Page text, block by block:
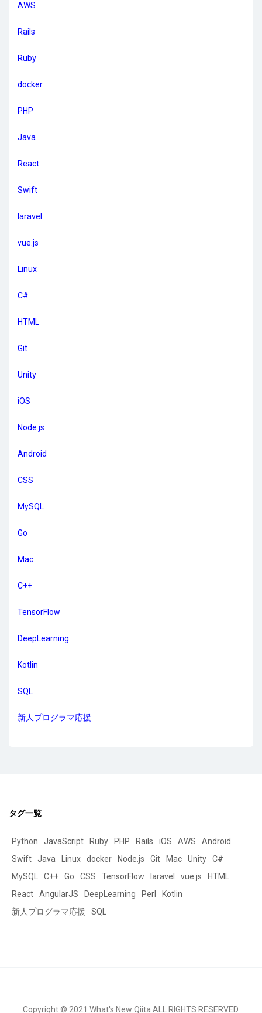
AWS
Rails
Ruby
docker
PHP
Java
React
Swift
laravel
vue.js
Linux
C#
HTML
Git
Unity
iOS
Node.js
Android
CSS
MySQL
Go
Mac
C++
TensorFlow
DeepLearning
Kotlin
SQL
新人プログラマ応援
タグ一覧
Python JavaScript Ruby PHP Rails iOS AWS
Android
Swift
Java Linux docker Node.js Git Mac Unity
C#
MySQL
C++ Go CSS TensorFlow laravel vue.js
HTML
React
AngularJS DeepLearning Perl
Kotlin
新人プログラマ応援
SQL
Copyright © 2021 What's New Qiita ALL RIGHTS RESERVED.